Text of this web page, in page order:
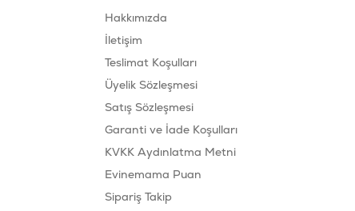
Hakkımızda
İletişim
Teslimat Koşulları
Üyelik Sözleşmesi
Satış Sözleşmesi
Garanti ve İade Koşulları
KVKK Aydınlatma Metni
Evinemama Puan
Sipariş Takip